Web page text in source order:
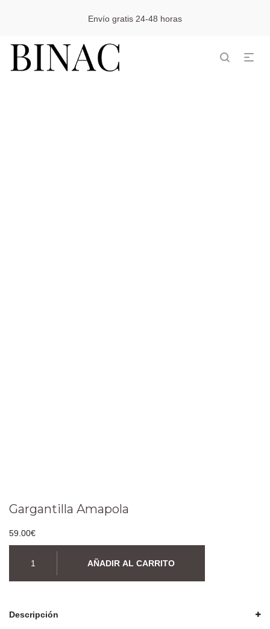
Envío gratis 24-48 horas
Gargantilla Amapola
59.00€
Amapola
cantidad
AÑADIR AL CARRITO
Descripción